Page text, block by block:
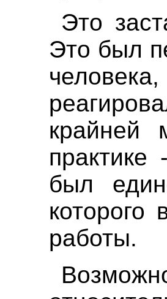
Это
Это был
крайней
был
работы.